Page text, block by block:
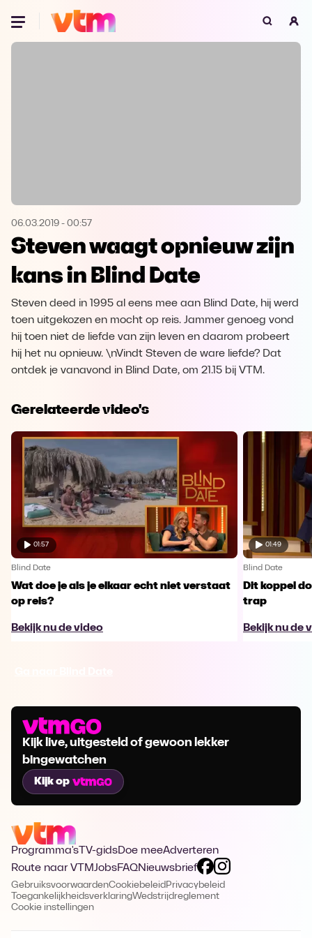
Oeps, browser niet ondersteund
Microsoft Edge Download
Opera
06.03.2019 - 00:57
Steven waagt opnieuw zijn
kans in Blind Date
Steven deed in 1995 al eens mee aan Blind Date, hij werd
toen uitgekozen en mocht op reis. Jammer genoeg vond
hij toen niet de liefde van zijn leven en daarom probeert
hij het nu opnieuw. \nVindt Steven de ware liefde? Dat
ontdek je vanavond in Blind Date, om 21.15 bij VTM.
Gerelateerde video's
01:57
Blind Date
Wat doe je als je elkaar echt niet verstaat
op reis?
Bekijk nu de video
01:49
Blind Date
Dit koppel
trap
Bekijk nu de
Kijk live, uitgesteld of gewoon lekker
bingewatchen
Kijk op
Programma's TV-gidsDoe meeAdverteren
Route naar VTMJobsFAQNieuwsbrief
GebruiksvoorwaardenCookiebeleid Privacybeleid
ToegankelijkheidsverklaringWedstrijdreglement
Cookie instellingen